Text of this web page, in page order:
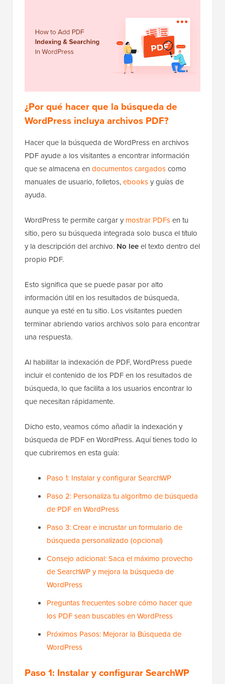
¿Por qué hacer que la búsqueda de
WordPress incluya archivos PDF?
Hacer que la búsqueda de WordPress en archivos
PDF ayude a los visitantes a encontrar información
que se almacena en documentos cargadoscomo
manuales de usuario, folletos,ebooksy guías de
ayuda.
WordPress te permite cargar y mostrar PDFsen tu
sitio, pero su búsqueda integrada solo busca el título
y la descripción del archivo. No leeel texto dentro del
propio PDF.
Esto significa que se puede pasar por alto
información útil en los resultados de búsqueda,
aunque ya esté en tu sitio. Los visitantes pueden
terminar abriendo varios archivos solo para encontrar
una respuesta.
Al habilitar la indexación de PDF, WordPress puede
incluir el contenido de los PDF en los resultados de
búsqueda, lo que facilita a los usuarios encontrar lo
que necesitan rápidamente.
Dicho esto, veamos cómo añadir la indexación y
búsqueda de PDF en WordPress. Aquí tienes todo lo
que cubriremos en esta guía:
Paso 1: Instalar y configurar SearchWP
Paso 2: Personaliza tu algoritmo de búsqueda
de PDF en WordPress
Paso 3: Crear e incrustar un formulario de
búsqueda personalizado (opcional)
Consejo adicional: Saca el máximo provecho
de SearchWP y mejora la búsqueda de
WordPress
Preguntas frecuentes sobre cómo hacer que
los PDF sean buscables en WordPress
Próximos Pasos: Mejorar la Búsqueda de
WordPress
Paso 1: Instalar y configurar SearchWP